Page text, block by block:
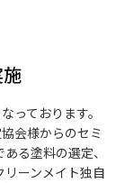
っております。
会様からのセミ
る塗料の選定、
ーンメイト独自